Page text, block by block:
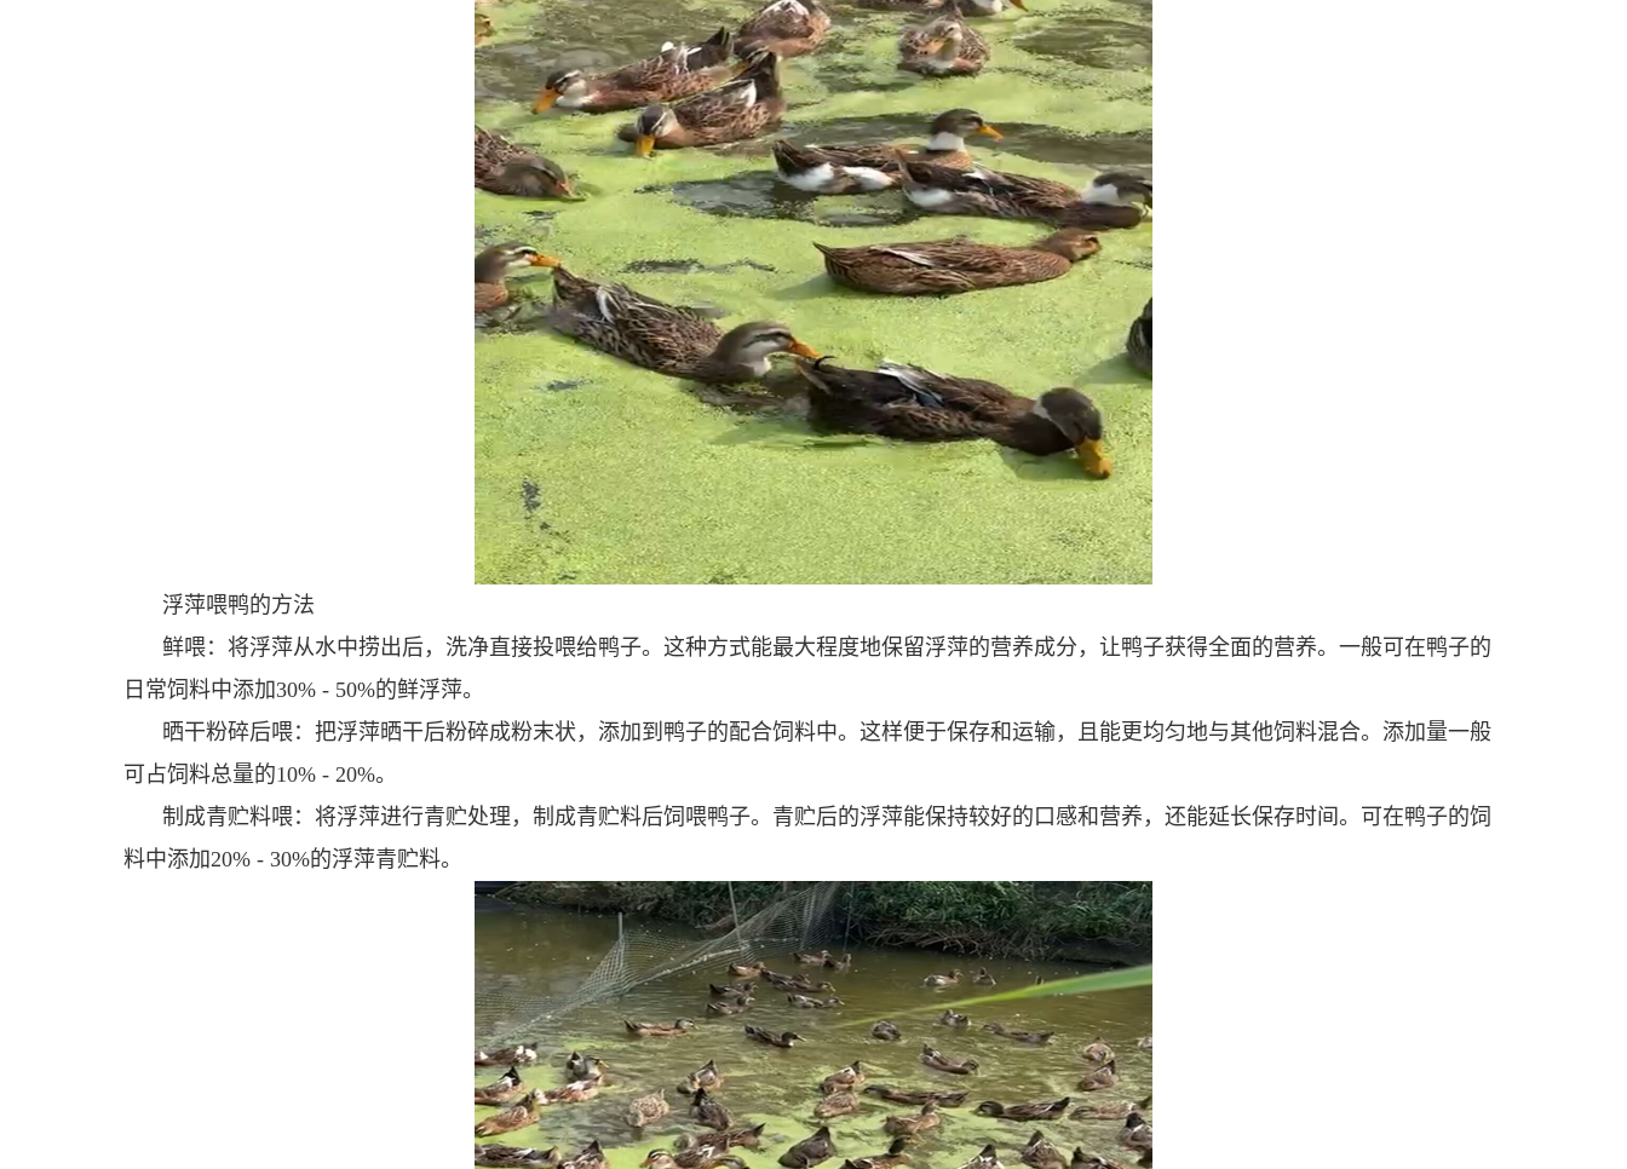
浮萍喂鸭的方法
鲜喂：将浮萍从水中捞出后，洗净直接投喂给鸭子。这种方式能最大程度地保留浮萍的营养成分，让鸭子获得全面的营养。一般可在鸭子的
日常饲料中添加30% - 50%的鲜浮萍。
晒干粉碎后喂：把浮萍晒干后粉碎成粉末状，添加到鸭子的配合饲料中。这样便于保存和运输，且能更均匀地与其他饲料混合。添加量一般
可占饲料总量的10% - 20%。
制成青贮料喂：将浮萍进行青贮处理，制成青贮料后饲喂鸭子。青贮后的浮萍能保持较好的口感和营养，还能延长保存时间。可在鸭子的饲
料中添加20% - 30%的浮萍青贮料。